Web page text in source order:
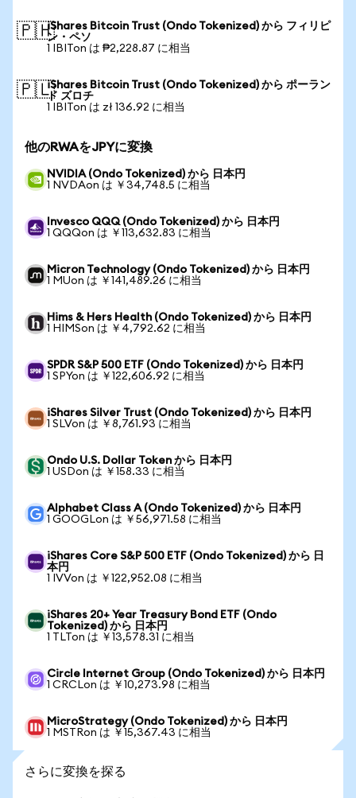
🇵🇭iShares Bitcoin Trust (Ondo Tokenized) から フィリピ
ン・ペソ
1 IBITon は ₱2,228.87 に相当
🇵🇱iShares Bitcoin Trust (Ondo Tokenized) から ポーラン
ド ズロチ
1 IBITon は zł 136.92 に相当
他のRWAをJPYに変換
NVIDIA (Ondo Tokenized) から 日本円
1 NVDAon は ￥34,748.5 に相当
Invesco QQQ (Ondo Tokenized) から 日本円
1 QQQon は ￥113,632.83 に相当
Micron Technology (Ondo Tokenized) から 日本円
1 MUon は ￥141,489.26 に相当
Hims & Hers Health (Ondo Tokenized) から 日本円
1 HIMSon は ￥4,792.62 に相当
SPDR S&P 500 ETF (Ondo Tokenized) から 日本円
1 SPYon は ￥122,606.92 に相当
iShares Silver Trust (Ondo Tokenized) から 日本円
1 SLVon は ￥8,761.93 に相当
Ondo U.S. Dollar Token から 日本円
1 USDon は ￥158.33 に相当
Alphabet Class A (Ondo Tokenized) から 日本円
1 GOOGLon は ￥56,971.58 に相当
iShares Core S&P 500 ETF (Ondo Tokenized) から 日
本円
1 IVVon は ￥122,952.08 に相当
iShares 20+ Year Treasury Bond ETF (Ondo
Tokenized) から 日本円
1 TLTon は ￥13,578.31 に相当
Circle Internet Group (Ondo Tokenized) から 日本円
1 CRCLon は ￥10,273.98 に相当
MicroStrategy (Ondo Tokenized) から 日本円
1 MSTRon は ￥15,367.43 に相当
さらに変換を探る